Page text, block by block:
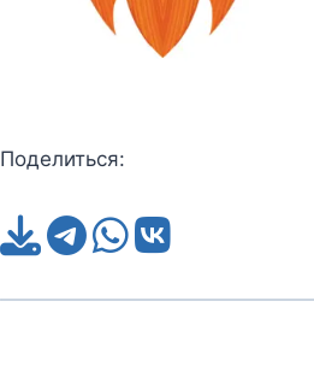
Поделиться: